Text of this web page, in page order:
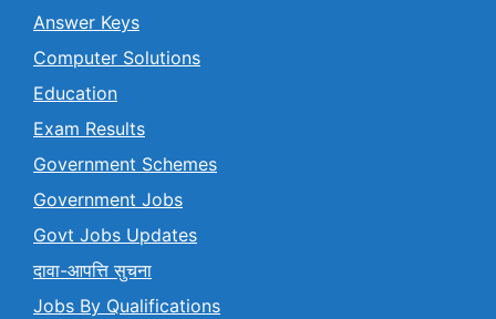
Answer Keys
Computer Solutions
Education
Exam Results
Government Schemes
Government Jobs
Govt Jobs Updates
दावा-आपत्ति सुचना
Jobs By Qualifications